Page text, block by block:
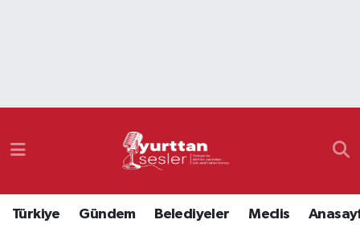
Türkiye Gündem Belediyeler Meclis
Namaz Vakitleri
Süper Lig Puan Durumu ve Fikstür